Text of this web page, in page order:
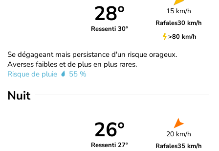
28°
Ressenti 30°
15 km/h
Rafales30 km/h
>80 km/h
Se dégageant mais persistance d'un risque orageux.
Averses faibles et de plus en plus rares.
Risque de pluie
55 %
Nuit
26°
Ressenti 27°
20 km/h
Rafales35 km/h